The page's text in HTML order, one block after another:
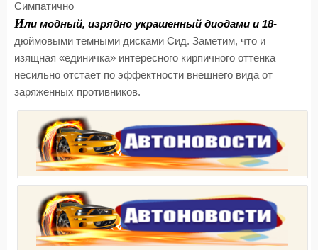
Симпатично
Или модный, изрядно украшенный диодами и 18-
дюймовыми темными дисками Сид. Заметим, что и
изящная «единичка» интересного кирпичного оттенка
несильно отстает по эффектности внешнего вида от
заряженных противников.